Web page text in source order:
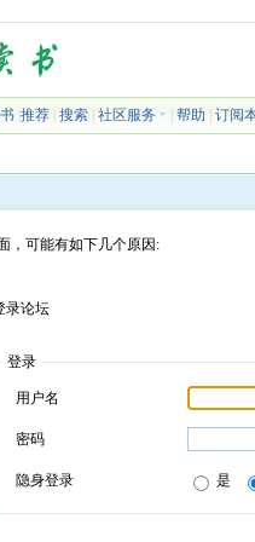
| 推荐| 搜索| 社区服务 帮助
订阅
，可能有如下几个原因:
录论坛
登录
用户名
密码
隐身登录 是